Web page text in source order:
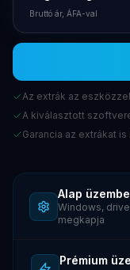
Bruttó ár, ÁFA-val
Az extrák az
A kiválasztott
Garancia az extrákat
Alap
Windows,
megkapja
Prémium